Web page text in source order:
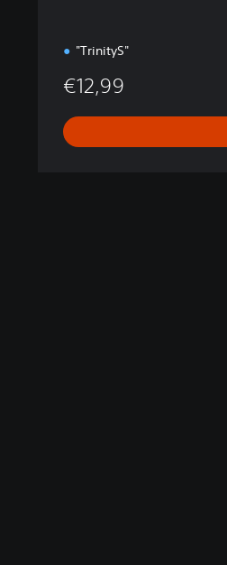
"TrinityS"
€12,99